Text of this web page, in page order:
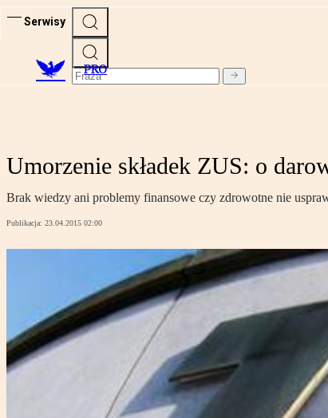
Serwisy
PRO
Umorzenie składek ZUS: o
Brak wiedzy ani problemy finansowe czy zdrowotne nie
Publikacja: 23.04.2015 02:00